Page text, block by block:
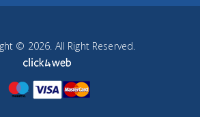
© 2026. All Right Reserved.